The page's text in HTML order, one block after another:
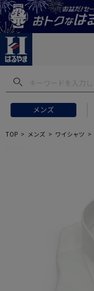
メンズ
TOP メンズ ワイシャツ